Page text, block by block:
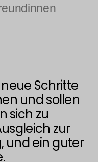
Schritte
und sollen
sich zu
zur
und ein guter